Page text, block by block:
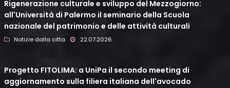
Rigenerazione culturale e sviluppo del Mezzogiorno:
all'Università di Palermo il seminario della Scuola
nazionale del patrimonio e delle attività culturali
Notizie dalla citta 22.07.2026
Progetto FITOLIMA: a UniPa il secondo meeting di
aggiornamento sulla filiera italiana dell'avocado